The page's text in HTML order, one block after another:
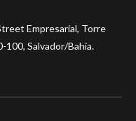
Empresarial, Torre
100, Salvador/Bahia.